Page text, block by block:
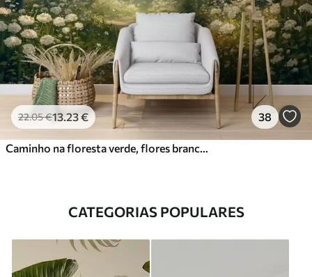
22.05€13 .23€ 38
CATEGORIAS POPULARES